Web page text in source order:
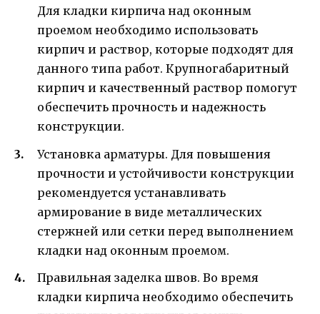
Для кладки кирпича над оконным
проемом необходимо использовать
кирпич и раствор, которые подходят для
данного типа работ. Крупногабаритный
кирпич и качественный раствор помогут
обеспечить прочность и надежность
конструкции.
Установка арматуры. Для повышения
прочности и устойчивости конструкции
рекомендуется устанавливать
армирование в виде металлических
стержней или сетки перед выполнением
кладки над оконным проемом.
Правильная заделка швов. Во время
кладки кирпича необходимо обеспечить